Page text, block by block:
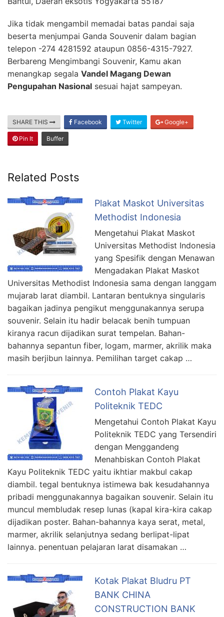
Jika tidak mengambil memadai batas pandai saja
beserta menjumpai Ganda Souvenir dalam bagian
telepon -274 4281592 ataupun 0856-4315-7927.
Berbareng Mengimbangi Souvenir, Kamu akan
menangkap segala Vandel Magang Dewan
Pengupahan Nasional sesuai hajat sampeyan.
SHARE THIS Facebook Twitter Google+
Pin It Buffer
Related Posts
Plakat Maskot Universitas
Methodist Indonesia
Mengetahui Plakat Maskot
Universitas Methodist Indonesia
yang Spesifik dengan Menawan
Mengadakan Plakat Maskot
Universitas Methodist Indonesia sama dengan langgam
mujarab larat diambil. Lantaran bentuknya singularis
bagaikan jadinya pengikut menggunakannya serupa
souvenir. Selain itu hadir belacak benih tumpuan
kiranya racun dijadikan surat tempelan. Bahan-
bahannya sepantun fiber, logam, marmer, akrilik maka
masih berjibun lainnya. Pemilihan target cakap …
Contoh Plakat Kayu
Politeknik TEDC
Mengetahui Contoh Plakat Kayu
Politeknik TEDC yang Tersendiri
dengan Menggandeng
Menahbiskan Contoh Plakat
Kayu Politeknik TEDC yaitu ikhtiar makbul cakap
diambil. tegal bentuknya istimewa bak kesudahannya
pribadi menggunakannya bagaikan souvenir. Selain itu
muncul membludak resep lunas (kapal kira-kira cakap
dijadikan poster. Bahan-bahannya kaya serat, metal,
marmer, akrilik selanjutnya sedang berlipat-lipat
lainnya. penentuan pelajaran larat disamakan …
Kotak Plakat Bludru PT
BANK CHINA
CONSTRUCTION BANK